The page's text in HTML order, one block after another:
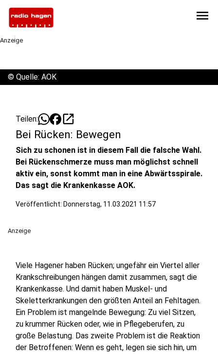
menu
Anzeige
© Quelle: AOK
Teilen: open_in_new
Bei Rücken: Bewegen
Sich zu schonen ist in diesem Fall die falsche Wahl.
Bei Rückenschmerze muss man möglichst schnell
aktiv ein, sonst kommt man in eine Abwärtsspirale.
Das sagt die Krankenkasse AOK.
Veröffentlicht: Donnerstag, 11.03.2021 11:57
Anzeige
Viele Hagener haben Rücken; ungefähr ein Viertel aller
Krankschreibungen hängen damit zusammen, sagt die
Krankenkasse. Und damit haben Muskel- und
Skeletterkrankungen den größten Anteil an Fehltagen.
Ein Problem ist mangelnde Bewegung: Zu viel Sitzen,
zu krummer Rücken oder, wie in Pflegeberufen, zu
große Belastung. Das zweite Problem ist die Reaktion
der Betroffenen: Wenn es geht, legen sie sich hin, um